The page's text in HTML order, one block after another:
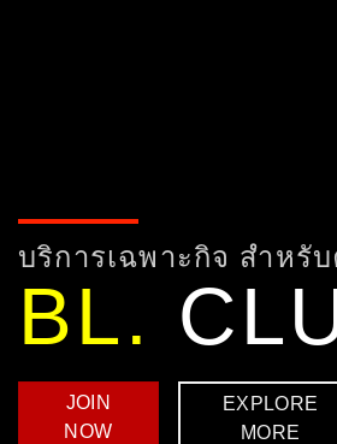
บริการเฉพาะกิจ สำหรั
BL.
JOIN
NOW
EXPLORE
MORE